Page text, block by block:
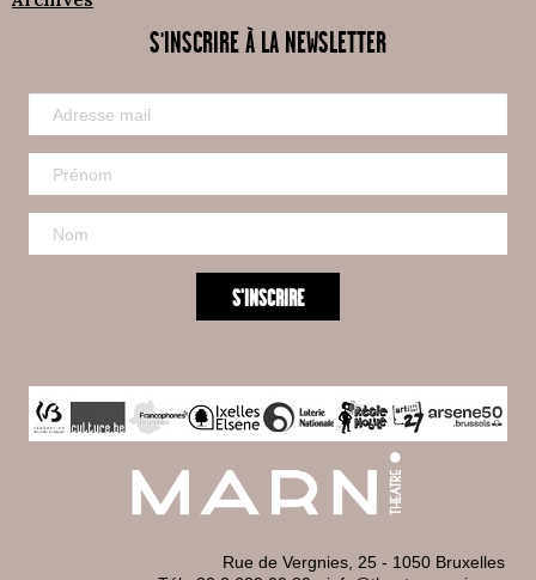
S'INSCRIRE À LA NEWSLETTER
Rue de Vergnies, 25 - 1050 Bruxelles